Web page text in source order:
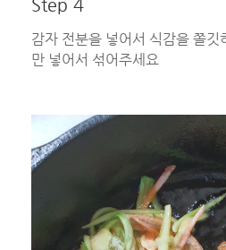
Step 4
감자 전분을 넣어서 식감을 쫄
만 넣어서 섞어주세요